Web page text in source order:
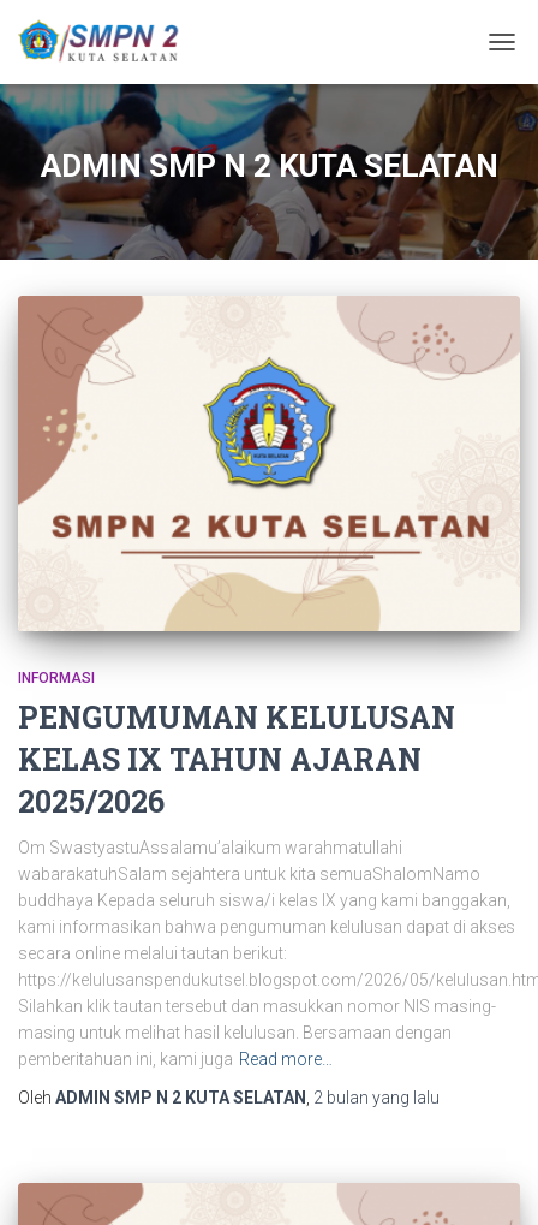
ADMIN SMP N 2 KUTA SELATAN
INFORMASI
PENGUMUMAN KELULUSAN
KELAS IX TAHUN AJARAN
2025/2026
Om SwastyastuAssalamu’alaikum warahmatullahi
wabarakatuhSalam sejahtera untuk kita semuaShalomNamo
buddhaya Kepada seluruh siswa/i kelas IX yang kami banggakan,
kami informasikan bahwa pengumuman kelulusan dapat di akses
secara online melalui tautan berikut:
https://kelulusanspendukutsel.blogspot.com/2026/05/
Silahkan klik tautan tersebut dan masukkan nomor NIS masing-
masing untuk melihat hasil kelulusan. Bersamaan dengan
pemberitahuan ini, kami juga Read more…
Oleh ADMIN SMP N 2 KUTA SELATAN 2 bulan yang lalu